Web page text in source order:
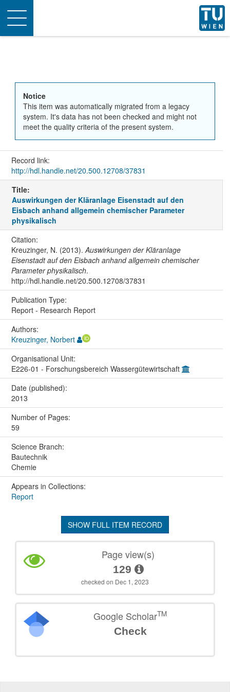
Toggle
navigation
Notice
This item was automatically migrated from a legacy
system. It's data has not been checked and might not
meet the quality criteria of the present system.
Record link:
http://hdl.handle.net/20.500.12708/37831
Title:
Auswirkungen der Kläranlage Eisenstadt auf den
Eisbach anhand allgemein chemischer Parameter
physikalisch
Citation:
Kreuzinger, N. (2013). Auswirkungen der Kläranlage
Eisenstadt auf den Eisbach anhand allgemein chemischer
Parameter physikalisch.
http://hdl.handle.net/20.500.12708/37831
Publication Type:
Report - Research Report
Authors:
Kreuzinger, Norbert
Organisational Unit:
E226-01 - Forschungsbereich Wassergütewirtschaft
Date (published):
2013
Number of Pages:
59
Science Branch:
Bautechnik
Chemie
Appears in Collections:
Report
SHOW FULL ITEM RECORD
Page view(s)
129
checked on Dec 1, 2023
Google ScholarTM
Check